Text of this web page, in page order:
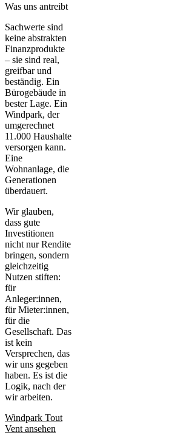
Was uns antreibt
Sachwerte sind
keine abstrakten
Finanzprodukte
– sie sind real,
greifbar und
beständig. Ein
Bürogebäude in
bester Lage. Ein
Windpark, der
umgerechnet
11.000 Haushalte
versorgen kann.
Eine
Wohnanlage, die
Generationen
überdauert.
Wir glauben,
dass gute
Investitionen
nicht nur Rendite
bringen, sondern
gleichzeitig
Nutzen stiften:
für
Anleger:innen,
für Mieter:innen,
für die
Gesellschaft. Das
ist kein
Versprechen, das
wir uns gegeben
haben. Es ist die
Logik, nach der
wir arbeiten.
Windpark Tout
Vent ansehen